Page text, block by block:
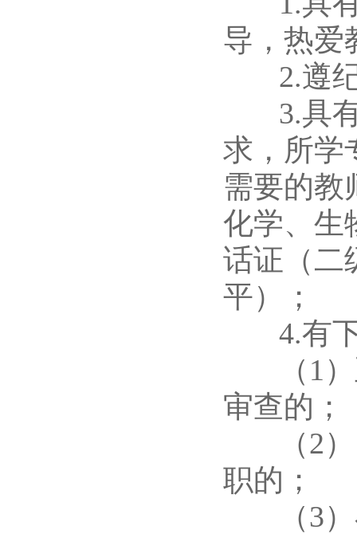
导，热爱
2.遵纪
3.具有
求，所学
需要的教
化学、生
话证（二
平）；
4.有下
（1）
审查的；
（2）
职的；
（3）